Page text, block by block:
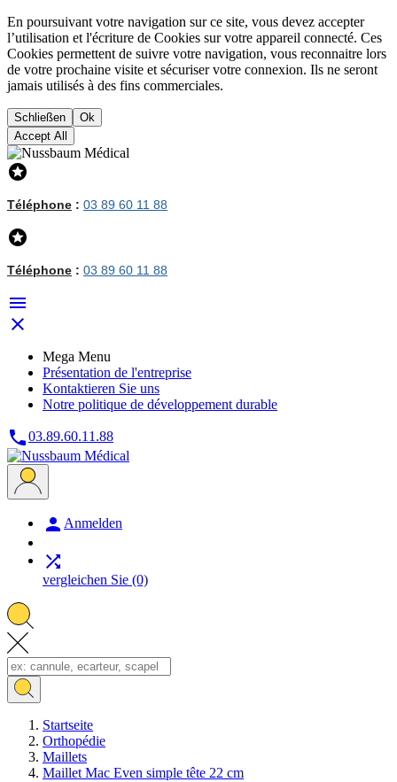
En poursuivant votre navigation sur ce site, vous devez accepter
l’utilisation et l'écriture de Cookies sur votre appareil connecté. Ces
Cookies permettent de suivre votre navigation, vous reconnaitre lors
de votre prochaine visite et sécuriser votre connexion. Ils ne seront
jamais utilisés à des fins commerciales.
Schließen
Ok
Accept All

Téléphone : 03 89 60 11 88

Téléphone : 03 89 60 11 88


Mega Menu
Présentation de l'entreprise
Kontaktieren Sie uns
Notre politique de développement durable
03.89.60.11.88
 Anmelden

vergleichen Sie (0)
Startseite
Orthopédie
Maillets
Maillet Mac Even simple tête 22 cm